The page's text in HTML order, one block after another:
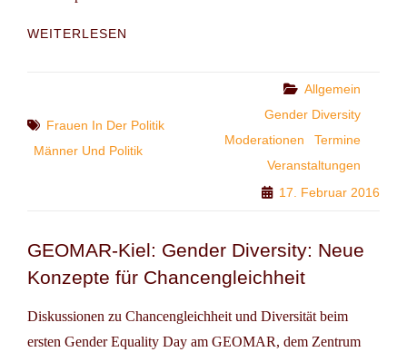
WEITERLESEN
Tags
Frauen In Der Politik
Männer Und Politik
Categories
Allgemein
Gender Diversity
Moderationen
Termine
Veranstaltungen
17. Februar 2016
GEOMAR-Kiel: Gender Diversity: Neue
Konzepte für Chancengleichheit
Diskussionen zu Chancengleichheit und Diversität beim
ersten Gender Equality Day am GEOMAR, dem Zentrum